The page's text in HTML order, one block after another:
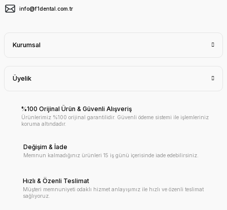
info@f1dental.com.tr
Kurumsal
Üyelik
%100 Orijinal Ürün & Güvenli Alışveriş
Ürünlerimiz %100 orijinal garantilidir. Güvenli ödeme sistemi ile işlemleriniz
koruma altındadır.
Değişim & İade
Memnun kalmadığınız ürünleri 15 iş günü içerisinde iade edebilirsiniz.
Hızlı & Özenli Teslimat
Müşteri memnuniyeti odaklı hizmet anlayışımız ile hızlı ve özenli teslimat
sağlıyoruz.